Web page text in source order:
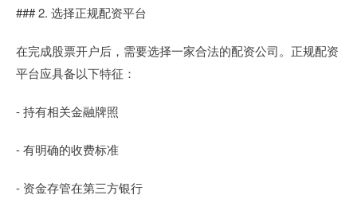
### 2. 选择正规配资平台
在完成股票开户后，需要选择一家合法的配资公司。正规配资
平台应具备以下特征：
- 持有相关金融牌照
- 有明确的收费标准
- 资金存管在第三方银行